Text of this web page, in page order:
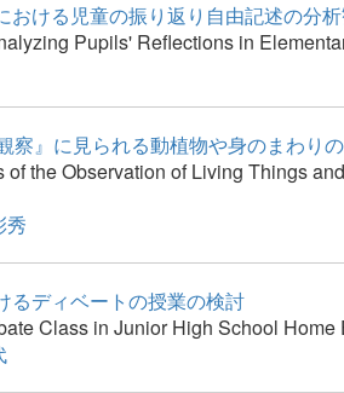
おける児童の振り返り自由記述の分
Pupils' Reflections in
察』に見られる動植物や身のまわり
of the Observation of Living Things
秀
るディベートの授業の検討
Class in Junior High School Home